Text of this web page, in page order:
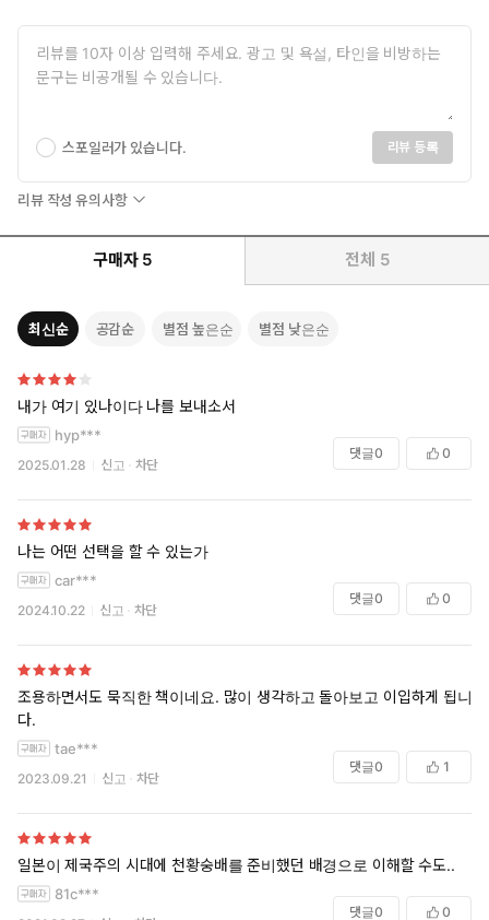
스포일러가 있습니다. 리뷰 등록
리뷰 작성 유의사항
구매자 5 전체 5
최신순 공감순 별점 높은순 별점 낮은순
내가 여기 있나이다 나를 보내소서
hyp***
2025.01.28 신고 차단
댓글0 0
나는 어떤 선택을 할 수 있는가
car***
2024.10.22 신고 차단
댓글0 0
조용하면서도 묵직한 책이네요. 많이 생각하고 돌아보고 이입하게 됩니
다.
tae***
2023.09.21 신고 차단
댓글0 1
일본이 제국주의 시대에 천황숭배를 준비했던 배경으로 이해할 수도..
81c***
댓글0 0